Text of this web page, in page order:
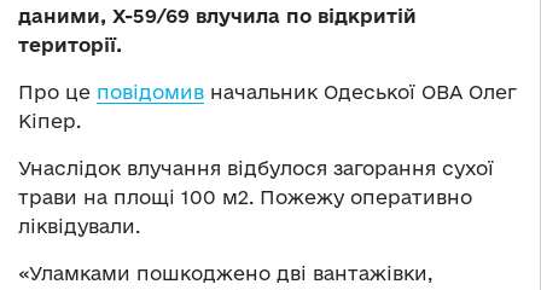
даними, Х-59/69 влучила по відкритій
території.
Про це повідомив начальник Одеської ОВА Олег
Кіпер.
Унаслідок влучання відбулося загорання сухої
трави на площі 100 м2. Пожежу оперативно
ліквідували.
«Уламками пошкоджено дві вантажівки,